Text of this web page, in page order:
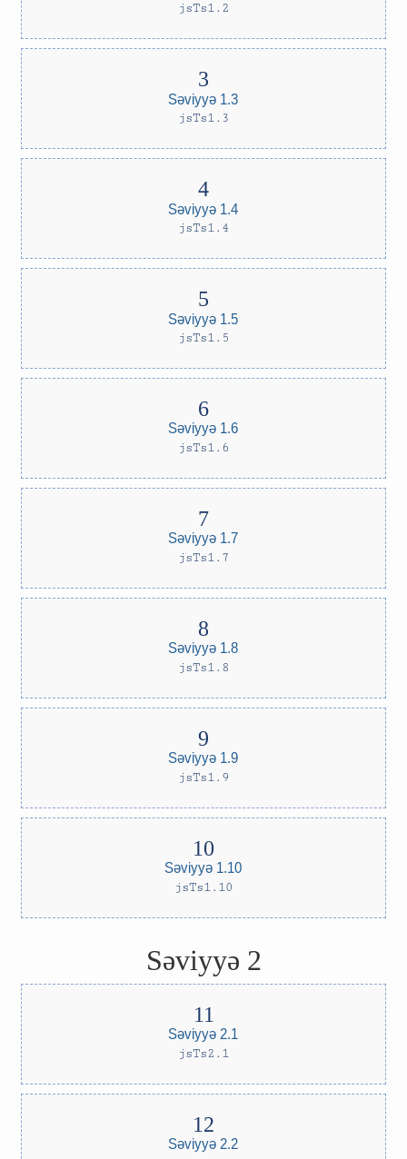
jsTs1.2
Səviyyə 1.3
jsTs1.3
Səviyyə 1.4
jsTs1.4
Səviyyə 1.5
jsTs1.5
Səviyyə 1.6
jsTs1.6
Səviyyə 1.7
jsTs1.7
Səviyyə 1.8
jsTs1.8
Səviyyə 1.9
jsTs1.9
Səviyyə 1.10
jsTs1.10
Səviyyə 2
Səviyyə 2.1
jsTs2.1
Səviyyə 2.2